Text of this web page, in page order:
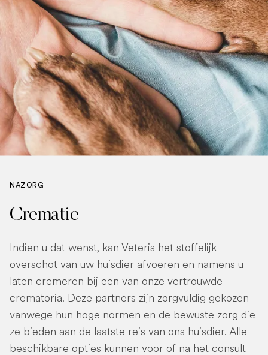
NAZORG
Crematie
Indien u dat wenst, kan Veteris het stoffelijk
overschot van uw huisdier afvoeren en namens u
laten cremeren bij een van onze vertrouwde
crematoria. Deze partners zijn zorgvuldig gekozen
vanwege hun hoge normen en de bewuste zorg die
ze bieden aan de laatste reis van ons huisdier. Alle
beschikbare opties kunnen voor of na het consult